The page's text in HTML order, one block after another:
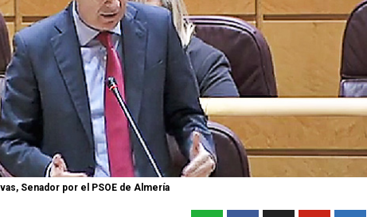
Senador por el PSOE de Almería